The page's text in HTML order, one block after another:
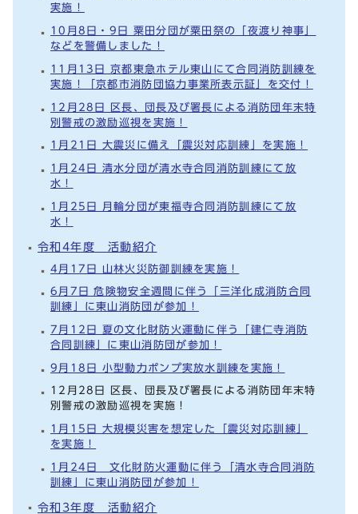
実施！
10月8日・9日 粟田分団が粟田祭の「夜渡り神事」
などを警備しました！
11月13日 京都東急ホテル東山にて合同消防訓練を
実施！「京都市消防団協力事業所表示証」を交付！
12月28日 区長、団長及び署長による消防団年末特
別警戒の激励巡視を実施！
1月21日 大震災に備え「震災対応訓練」を実施！
1月24日 清水分団が清水寺合同消防訓練にて放
水！
1月25日 月輪分団が東福寺合同消防訓練にて放
水！
令和4年度 活動紹介
4月17日 山林火災防御訓練を実施！
6月7日 危険物安全週間に伴う「三洋化成消防合同
訓練」に東山消防団が参加！
7月12日 夏の文化財防火運動に伴う「建仁寺消防
合同訓練」に東山消防団が参加！
9月18日 小型動力ポンプ実放水訓練を実施！
12月28日 区長、団長及び署長による消防団年末特
別警戒の激励巡視を実施！
1月15日 大規模災害を想定した「震災対応訓練」
を実施！
1月24日 文化財防火運動に伴う「清水寺合同消防
訓練」に東山消防団が参加！
令和3年度 活動紹介